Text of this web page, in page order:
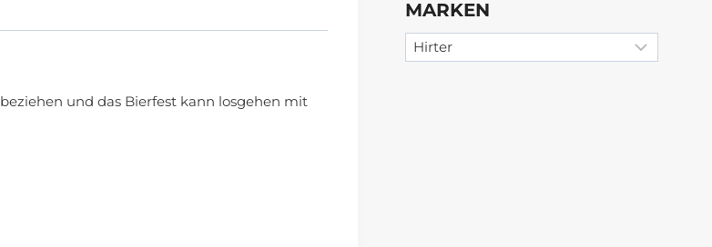
beziehen und das Bierfest kann losgehen mit
MARKEN